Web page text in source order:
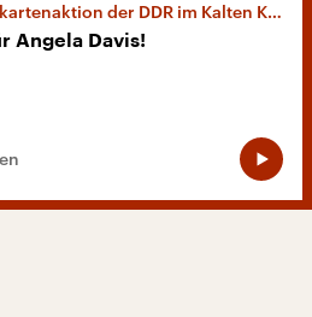
der DDR im Kalten Krieg
Angela Davis!